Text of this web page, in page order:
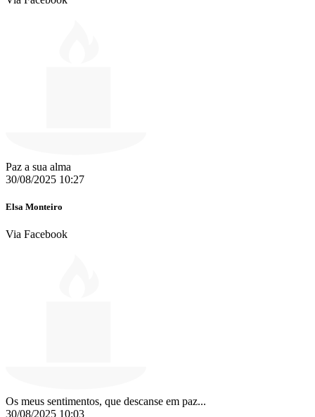
Paz a sua alma
30/08/2025 10:27
Elsa Monteiro
Via Facebook
Os meus sentimentos, que descanse em paz...
30/08/2025 10:03